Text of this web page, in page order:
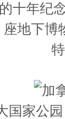
十年纪
座地下博
国家公